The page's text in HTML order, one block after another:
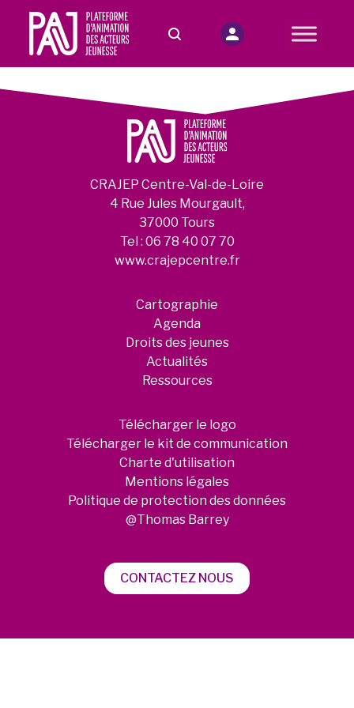
CRAJEP Centre-Val-de-Loire
4 Rue Jules Mourgault,
37000 Tours
Tel : 06 78 40 07 70
www.crajepcentre.fr
Cartographie
Agenda
Droits des jeunes
Actualités
Ressources
Télécharger le logo
Télécharger le kit de communication
Charte d'utilisation
Mentions légales
Politique de protection des données
@Thomas Barrey
CONTACTEZ NOUS